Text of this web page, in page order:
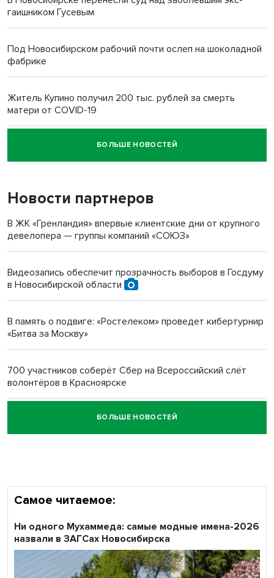
гаишником Гусевым
Под Новосибирском рабочий почти ослеп на шоколадной
фабрике
Житель Купино получил 200 тыс. рублей за смерть
матери от COVID-19
Новосибирский суд наказал водителя за смерть
пенсионерки на вокзале
«Мы живём на пастбище!»: в новосибирском селе лошади
терроризируют жителей
Инвалид получил условный срок за избиение врачей
Новосибирский преподаватель с женой вошли в топ-16
Обновлённое отделение ВТБ открылось в Искитиме
БОЛЬШЕ НОВОСТЕЙ
Новости партнеров
В ЖК «Гренландия» впервые клиентские дни от крупного
девелопера — группы компаний «СОЮЗ»
Видеозапись обеспечит прозрачность выборов в Госдуму
в Новосибирской области
В память о подвиге: «Ростелеком» проведет кибертурнир
«Битва за Москву»
700 участников соберёт Сбер на Всероссийский слёт
волонтёров в Красноярске
Честный выбор: видеонаблюдение обеспечит
объективность результатов ЕДГ в Новосибирской
БОЛЬШЕ НОВОСТЕЙ
Самое читаемое:
Ни одного Мухаммеда: самые модные имена-2026
назвали в ЗАГСах Новосибирска